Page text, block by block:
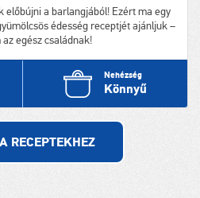
előbújni a barlangjából! Ezért ma egy
édesség receptjét ajánljuk –
egész családnak!
Nehézség
Könnyű
RECEPTEKHEZ